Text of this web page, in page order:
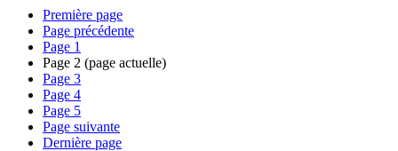
Première page
Page précédente
Page 1
Page 2 (page actuelle)
Page 3
Page 4
Page 5
Page suivante
Dernière page